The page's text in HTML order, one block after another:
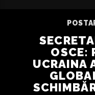
OSCE:
UCRAINA